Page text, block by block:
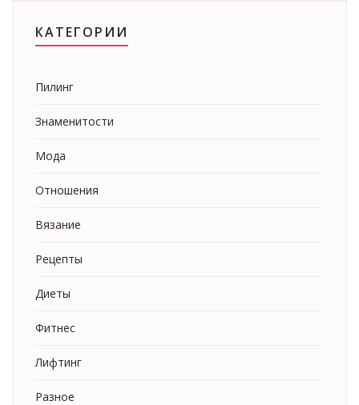
КАТЕГОРИИ
Пилинг
Знаменитости
Мода
Отношения
Вязание
Рецепты
Диеты
Фитнес
Лифтинг
Разное